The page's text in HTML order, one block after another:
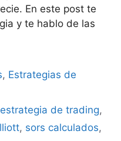
En este post te
y te hablo de las
, Estrategias de
estrategia de trading,
, sors calculados,